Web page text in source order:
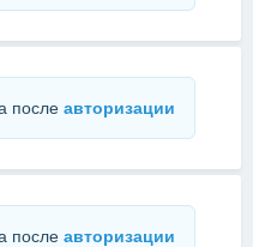
после авторизации
после авторизации